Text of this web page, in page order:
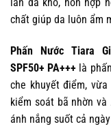
làn da khô, hỗn hợp
chất giúp da luôn ẩm
Phấn Nước Tiara
SPF50+ PA+++ là
che khuyết điểm,
kiểm soát bã nhờn và
ánh nắng suốt cả